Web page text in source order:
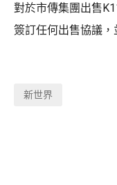
對於市傳集團出售
簽訂任何出售協議，
新世界